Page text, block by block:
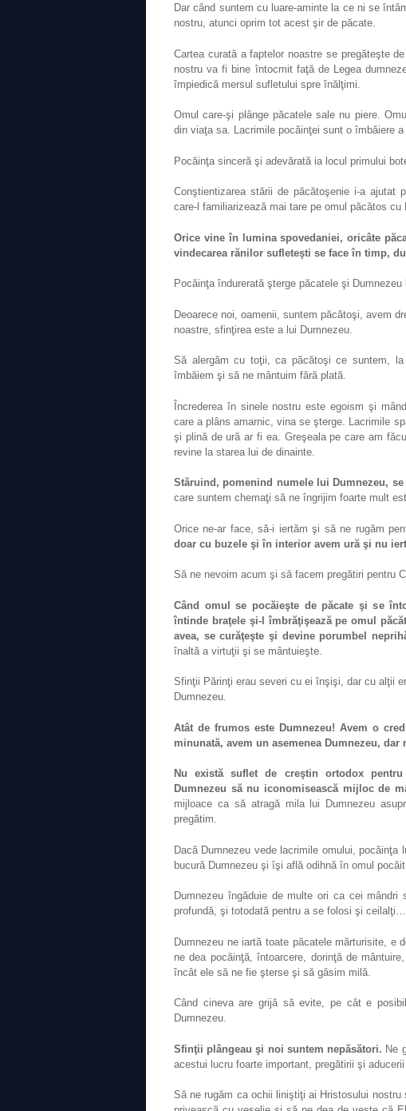
Dar când suntem cu luare-aminte la ce ni se
nostru, atunci oprim tot acest şir de păcate.
Cartea curată a faptelor noastre se pregăteşte
nostru va fi bine întocmit faţă de Legea
împiedică mersul sufletului spre înălţimi.
Omul care-şi plânge păcatele sale nu piere.
din viaţa sa. Lacrimile pocăinţei sunt o îmbăiere
Pocăinţa sinceră şi adevărată ia locul primului
Conştientizarea stării de păcătoşenie i-a
care-l familiarizează mai tare pe omul păcătos cu
Orice vine în lumina spovedaniei, oricâte
vindecarea rănilor sufleteşti se face în timp,
Pocăinţa îndurerată şterge păcatele şi
Deoarece noi, oamenii, suntem păcătoşi, avem
noastre, sfinţirea este a lui Dumnezeu.
Să alergăm cu toţii, ca păcătoşi ce suntem,
îmbăiem şi să ne mântuim fără plată.
Încrederea în sinele nostru este egoism şi
care a plâns amarnic, vina se şterge. Lacrimile
şi plină de ură ar fi ea. Greşeala pe care am
revine la starea lui de dinainte.
Stăruind, pomenind numele lui Dumnezeu,
care suntem chemaţi să ne îngrijim foarte mult
Orice ne-ar face, să-i iertăm şi să ne rugăm
doar cu buzele şi în interior avem ură şi nu
Să ne nevoim acum şi să facem pregătiri pentru
Când omul se pocăieşte de păcate şi se
întinde braţele şi-l îmbrăţişează pe omul
avea, se curăţeşte şi devine porumbel
înaltă a virtuţii şi se mântuieşte.
Sfinţii Părinţi erau severi cu ei înşişi, dar cu alţii
Dumnezeu.
Atât de frumos este Dumnezeu! Avem o
minunată, avem un asemenea Dumnezeu, dar
Nu există suflet de creştin ortodox
Dumnezeu să nu iconomisească mijloc de
mijloace ca să atragă mila lui Dumnezeu
pregătim.
Dacă Dumnezeu vede lacrimile omului,
bucură Dumnezeu şi îşi află odihnă în omul pocăit.
Dumnezeu îngăduie de multe ori ca cei
profundă, şi totodată pentru a se folosi şi ceilalţi…
Dumnezeu ne iartă toate păcatele mărturisite, e
ne dea pocăinţă, întoarcere, dorinţă de
încât ele să ne fie şterse şi să găsim milă.
Când cineva are grijă să evite, pe cât e
Dumnezeu.
Sfinţii plângeau şi noi suntem nepăsători. Ne
acestui lucru foarte important, pregătirii şi
Să ne rugăm ca ochii liniştiţi ai Hristosului